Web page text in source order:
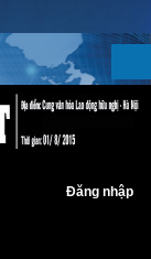
Đăng nhập